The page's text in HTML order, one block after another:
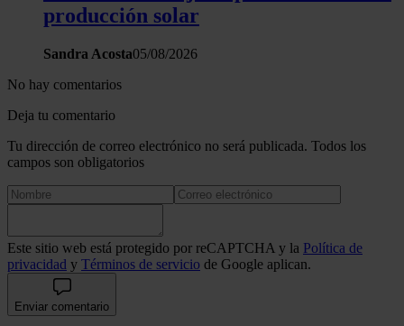
producción solar
Sandra Acosta05/08/2026
No hay comentarios
Deja tu comentario
Tu dirección de correo electrónico no será publicada. Todos los
campos son obligatorios
Este sitio web está protegido por reCAPTCHA y la Política de
privacidad y Términos de servicio de Google aplican.
Enviar comentario